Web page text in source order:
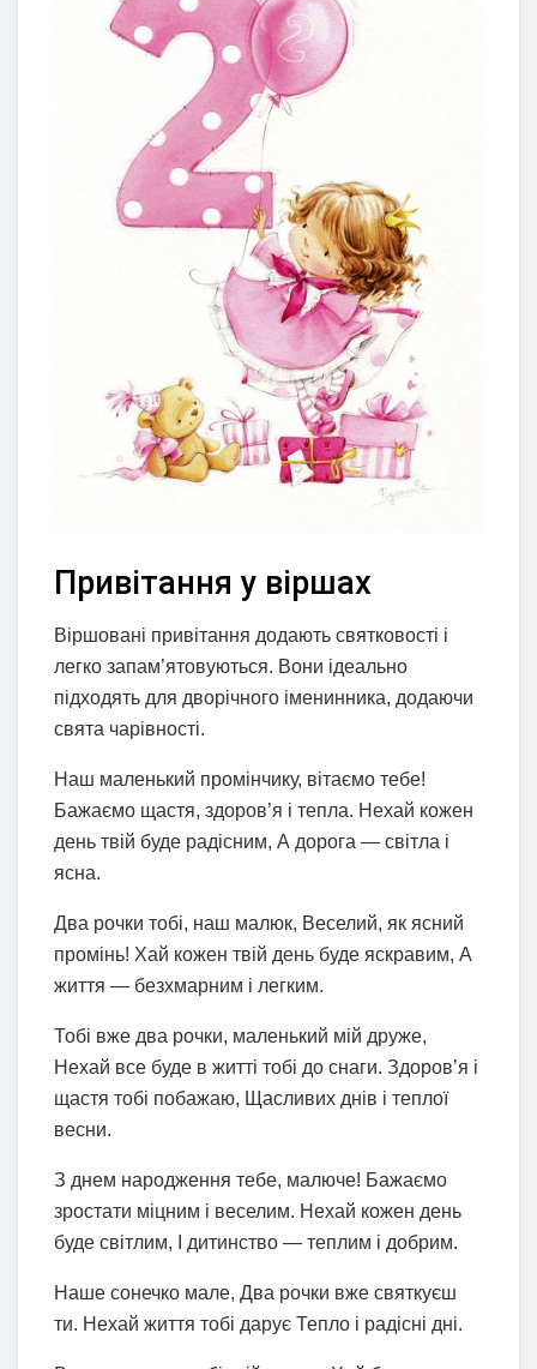
Привітання у віршах
Віршовані привітання додають святковості і
легко запам’ятовуються. Вони ідеально
підходять для дворічного іменинника, додаючи
свята чарівності.
Наш маленький промінчику, вітаємо тебе!
Бажаємо щастя, здоров’я і тепла. Нехай кожен
день твій буде радісним, А дорога — світла і
ясна.
Два рочки тобі, наш малюк, Веселий, як ясний
промінь! Хай кожен твій день буде яскравим, А
життя — безхмарним і легким.
Тобі вже два рочки, маленький мій друже,
Нехай все буде в житті тобі до снаги. Здоров’я і
щастя тобі побажаю, Щасливих днів і теплої
весни.
З днем народження тебе, малюче! Бажаємо
зростати міцним і веселим. Нехай кожен день
буде світлим, І дитинство — теплим і добрим.
Наше сонечко мале, Два рочки вже святкуєш
ти. Нехай життя тобі дарує Тепло і радісні дні.